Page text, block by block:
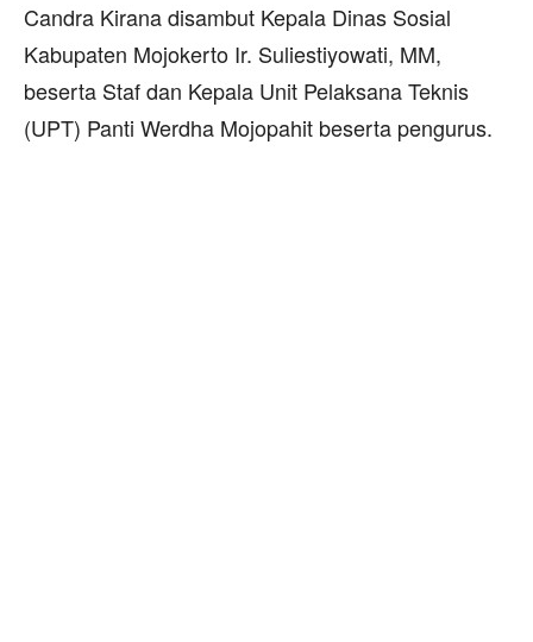
Candra Kirana disambut Kepala Dinas Sosial
Kabupaten Mojokerto Ir. Suliestiyowati, MM,
beserta Staf dan Kepala Unit Pelaksana Teknis
(UPT) Panti Werdha Mojopahit beserta pengurus.